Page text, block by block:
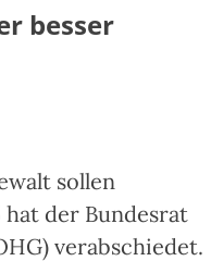
besser
sollen
der Bundesrat
verabschiedet.